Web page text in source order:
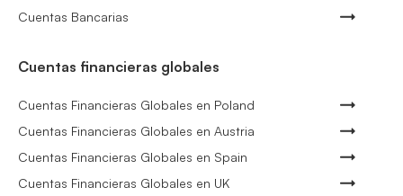
Cuentas Bancarias
Cuentas financieras globales
Cuentas Financieras Globales en Poland
Cuentas Financieras Globales en Austria
Cuentas Financieras Globales en Spain
Cuentas Financieras Globales en UK